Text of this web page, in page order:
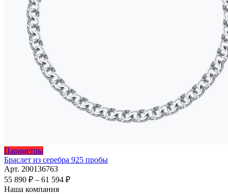
ПараметрыЭтот
товар
имеет
несколько
вариаций.
Браслет из серебра 925 пробы
Арт. 200136763
55 890 ₽ – 61 594 ₽Диапазон
Наша компания